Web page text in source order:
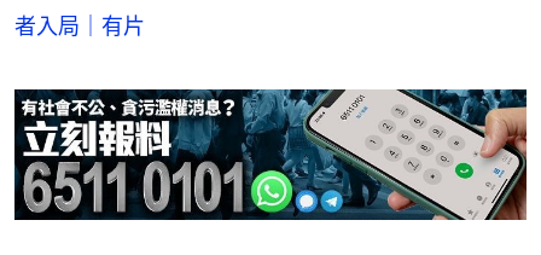
者入局｜有片